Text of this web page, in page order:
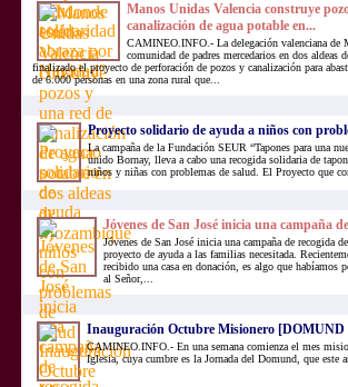
Manos Unidas Valencia construye
canalización de agua potable en...
CAMINEO.INFO.- La delegación valenciana de
comunidad de padres mercedarios en dos aldeas
finalizado el proyecto de perforación de pozos y canalización para
de 6.000 personas en una zona rural que...
Proyecto solidario de ayuda a niños con
La campaña de la Fundación SEUR “Tapones para una
unido Bornay, lleva a cabo una recogida solidaria de
niños y niñas con problemas de salud. El Proyecto que
Jóvenes de San José inicia una campaña
Jóvenes de San José inicia una campaña de recogida
proyecto de ayuda a las familias necesitada.
recibido una casa en donación, es algo que habíamos
al Señor,...
Inauguración Octubre Misionero [DOMUND
CAMINEO.INFO.- En una semana comienza el mes
Iglesia, cuya cumbre es la Jornada del Domund, que este